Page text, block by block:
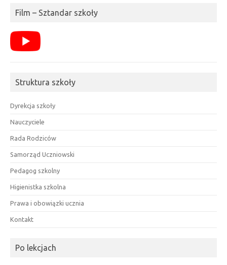
Film – Sztandar szkoły
Struktura szkoły
Dyrekcja szkoły
Nauczyciele
Rada Rodziców
Samorząd Uczniowski
Pedagog szkolny
Higienistka szkolna
Prawa i obowiązki ucznia
Kontakt
Po lekcjach